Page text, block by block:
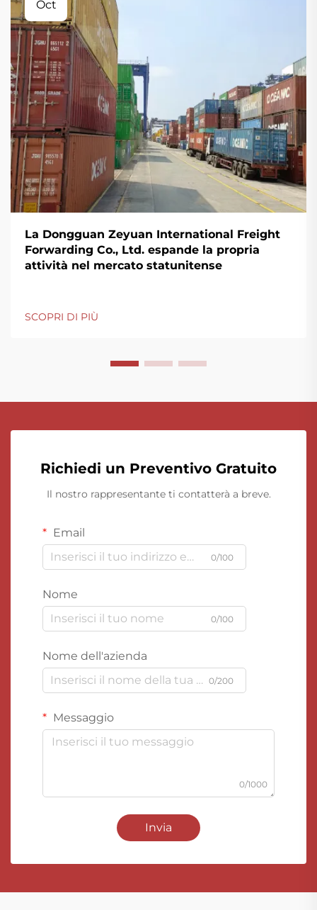
Oct
La Dongguan Zeyuan International Freight
Forwarding Co., Ltd. espande la propria
attività nel mercato statunitense
SCOPRI DI PIÙ
Richiedi un Preventivo Gratuito
Il nostro rappresentante ti contatterà a breve.
Email
0/100
Nome
0/100
Nome dell'azienda
0/200
Messaggio
0/1000
Invia